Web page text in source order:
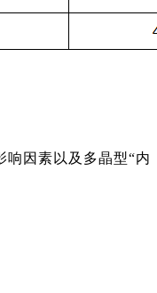
响因素以及多晶型“内